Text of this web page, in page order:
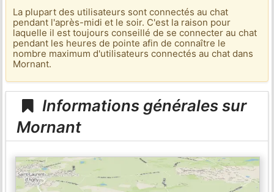
La plupart des utilisateurs sont connectés au chat
pendant l'après-midi et le soir. C'est la raison pour
laquelle il est toujours conseillé de se connecter au chat
pendant les heures de pointe afin de connaître le
nombre maximum d'utilisateurs connectés au chat dans
Mornant.
Informations générales sur
Mornant